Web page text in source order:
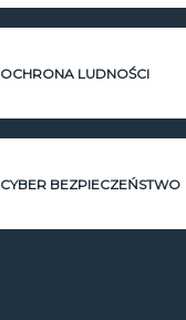
OCHRONA LUDNOŚCI
CYBER BEZPIECZEŃSTWO